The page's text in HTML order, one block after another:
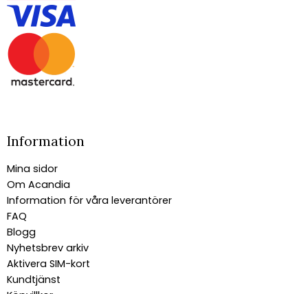
Information
Mina sidor
Om Acandia
Information för våra leverantörer
FAQ
Blogg
Nyhetsbrev arkiv
Aktivera SIM-kort
Kundtjänst